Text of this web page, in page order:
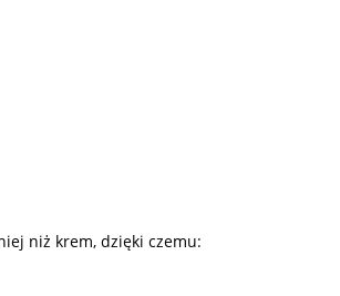
niż krem, dzięki czemu: